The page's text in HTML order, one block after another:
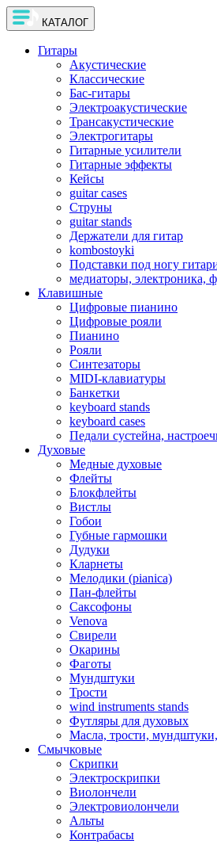
КАТАЛОГ
Гитары
Акустические
Классические
Бас-гитары
Электроакустические
Трансакустические
Электрогитары
Гитарные усилители
Гитарные эффекты
Кейсы
guitar cases
Струны
guitar stands
Держатели для гитар
kombostoyki
Подставки под ногу
медиаторы, электроника,
Клавишные
Цифровые пианино
Цифровые рояли
Пианино
Рояли
Синтезаторы
MIDI-клавиатуры
Банкетки
keyboard stands
keyboard cases
Педали сустейна,
Духовые
Медные духовые
Флейты
Блокфлейты
Вистлы
Гобои
Губные гармошки
Дудуки
Кларнеты
Мелодики (pianica)
Пан-флейты
Саксофоны
Venova
Свирели
Окарины
Фаготы
Мундштуки
Трости
wind instruments stands
Футляры для духовых
Масла, трости,
Смычковые
Скрипки
Электроскрипки
Виолончели
Электровиолончели
Альты
Контрабасы